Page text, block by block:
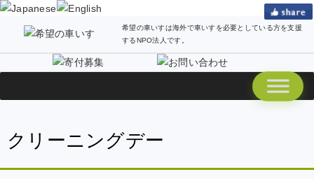
希望の車いすは海外で車いすを必要としている方を支援
するNPO法人です。
クリーニングデー